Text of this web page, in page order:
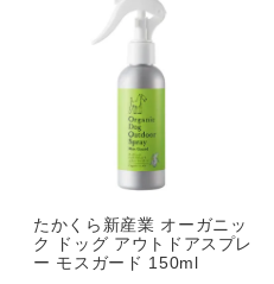
たかくら新産業 オーガニッ
ク ドッグ アウトドアスプレ
ー モスガード 150ml